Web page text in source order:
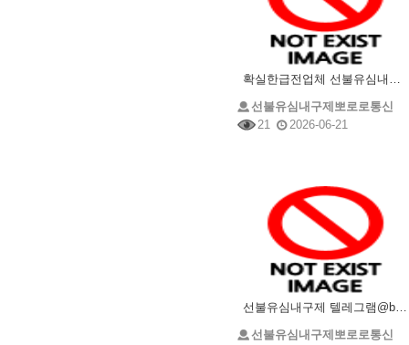
확실한급전업체 선불유심내구제 @brrsim_7텔레그램 선불유심매입 뽀로로통신 유심삽니다 선불유심구매
선불유심내구제뽀로로통신
21
2026-06-21
선불유심내구제 텔레그램@brrsim_7 선불유심매입 뽀로로통신 주부소액내구제추천 급전 선불유심구매
선불유심내구제뽀로로통신